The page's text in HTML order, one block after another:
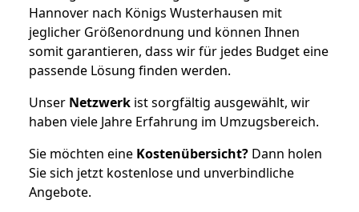
Hannover nach Königs Wusterhausen mit
jeglicher Größenordnung und können Ihnen
somit garantieren, dass wir für jedes Budget eine
passende Lösung finden werden.
Unser Netzwerk ist sorgfältig ausgewählt, wir
haben viele Jahre Erfahrung im Umzugsbereich.
Sie möchten eine Kostenübersicht? Dann holen
Sie sich jetzt kostenlose und unverbindliche
Angebote.